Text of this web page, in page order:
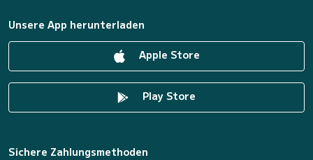
Unsere App herunterladen
Apple Store
Play Store
Sichere Zahlungsmethoden